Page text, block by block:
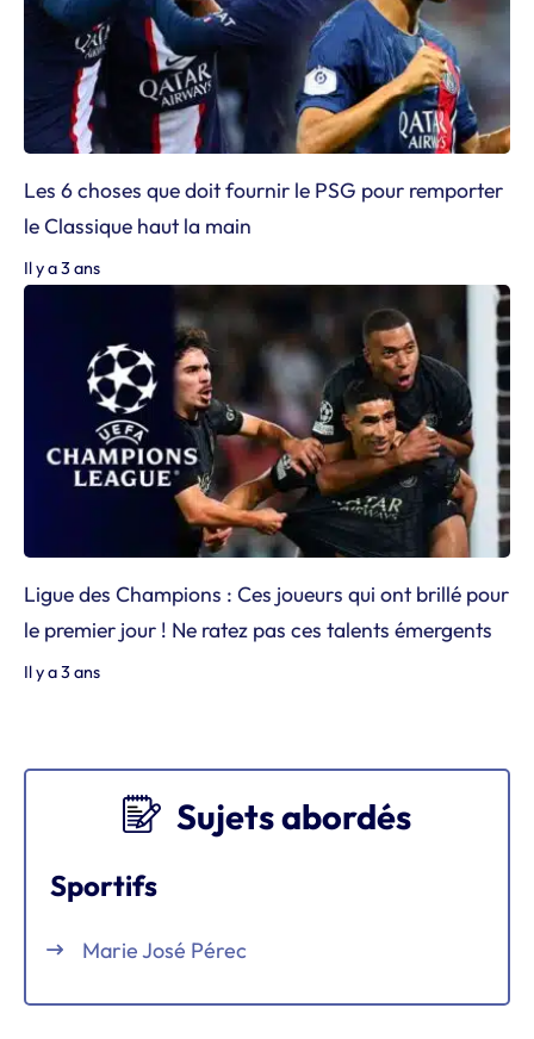
Les 6 choses que doit fournir le PSG pour remporter
le Classique haut la main
Il y a 3 ans
Ligue des Champions : Ces joueurs qui ont brillé pour
le premier jour ! Ne ratez pas ces talents émergents
Il y a 3 ans
Sujets abordés
Sportifs
Marie José Pérec